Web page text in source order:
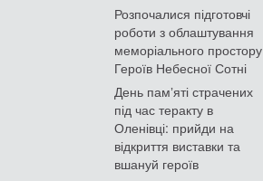
Розпочалися підготовчі
роботи з облаштування
меморіального простору
Героїв Небесної Сотні
День памʼяті страчених
під час теракту в
Оленівці: прийди на
відкриття виставки та
вшануй героїв